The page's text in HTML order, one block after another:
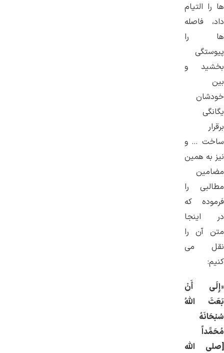
ها را التیام
داد، فاصله
ها را
پیوستگی
بخشید و
بین
خودشان
یگانگی
برقرار
ساخت … و
نیز به همین
مضامین
مطالبی را
فرموده كه
در اینجا
متن آن را
نقل می
كنیم:
«إِلَى أَنْ
بَعَثَ اللَّهُ
سُبْحَانَهُ
مُحَمَّداً
[صلی الله